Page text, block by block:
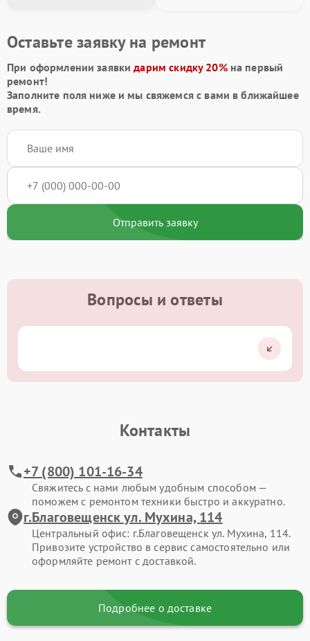
Оставьте заявку на ремонт
При оформлении заявкидарим скидку 20%на первый
ремонт!
Заполните поля ниже и мы свяжемся с вами в ближайшее
время.
Отправить заявку
Вопросы и ответы
Контакты
+7 (800) 101-16-34
Свяжитесь с нами любым удобным способом —
поможем с ремонтом техники быстро и аккуратно.
г.Благовещенск ул. Мухина, 114
Центральный офис: г.Благовещенск ул. Мухина, 114.
Привозите устройство в сервис самостоятельно или
оформляйте ремонт с доставкой.
Подробнее о доставке